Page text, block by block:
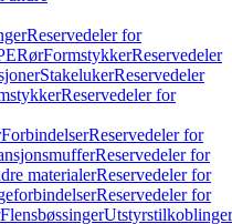
Reservedeler for
RørFormstykkerReservedeler
StakelukerReservedeler
Reservedeler for
ForbindelserReservedeler for
Reservedeler for
materialerReservedeler for
Reservedeler for
FlensbøssingerUtstyrstilkoblinger